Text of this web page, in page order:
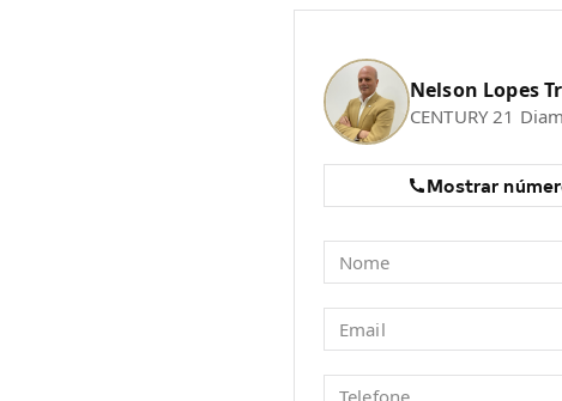
Nelson Lopes
CENTURY 21
Mostrar